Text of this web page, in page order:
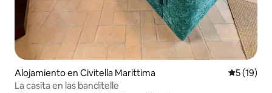
Alojamiento en Civitella Marittima
5 (19)
La casita en las banditelle